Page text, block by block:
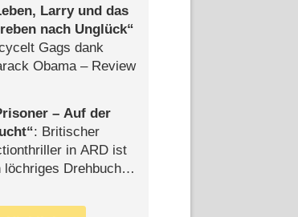
Larry und das
nach Unglück
Gags dank
Obama – Review
– Auf der
: Britischer
in ARD ist
löchriges Drehbuch